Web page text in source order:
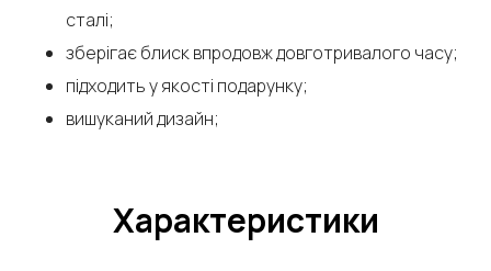
сталі;
зберігає блиск впродовж довготривалого часу;
підходить у якості подарунку;
вишуканий дизайн;
Характеристики